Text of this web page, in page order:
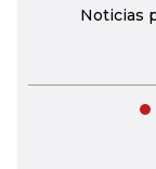
Noticias